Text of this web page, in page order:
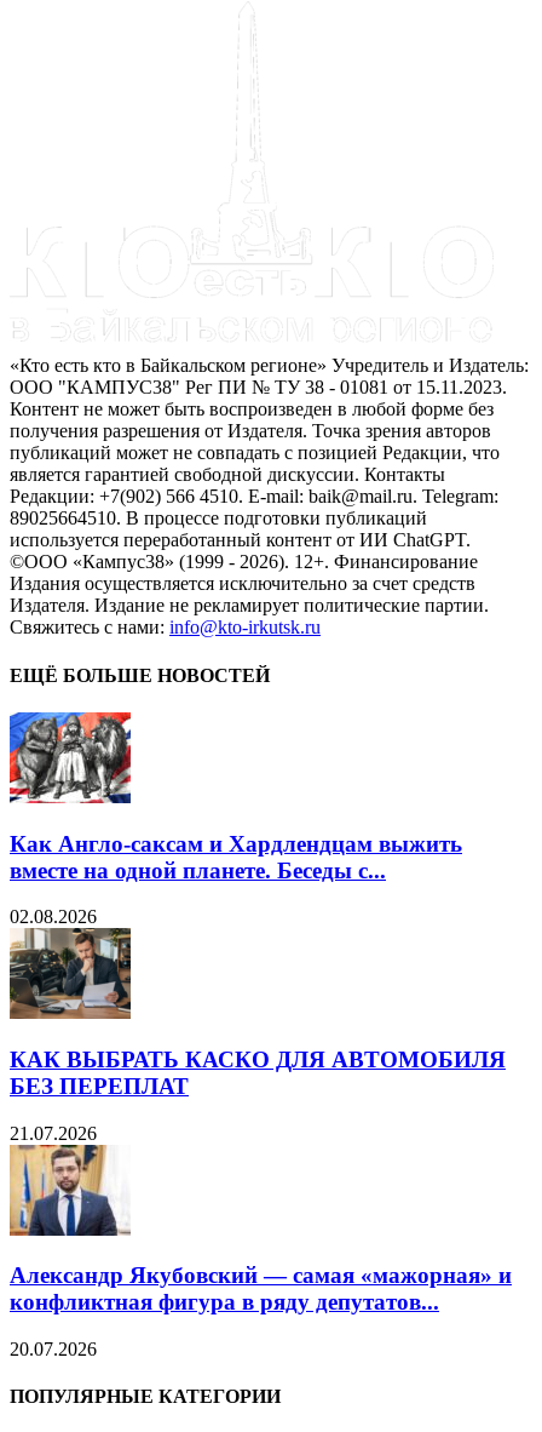
«Кто есть кто в Байкальском регионе» Учредитель и Издатель:
ООО "КАМПУС38" Рег ПИ № ТУ 38 - 01081 от 15.11.2023.
Контент не может быть воспроизведен в любой форме без
получения разрешения от Издателя. Точка зрения авторов
публикаций может не совпадать с позицией Редакции, что
является гарантией свободной дискуссии. Контакты
Редакции: +7(902) 566 4510. E-mail: baik@mail.ru. Telegram:
89025664510. В процессе подготовки публикаций
используется переработанный контент от ИИ ChatGPT.
©ООО «Кампус38» (1999 - 2026). 12+. Финансирование
Издания осуществляется исключительно за счет средств
Издателя. Издание не рекламирует политические партии.
Свяжитесь с нами: info@kto-irkutsk.ru
ЕЩЁ БОЛЬШЕ НОВОСТЕЙ
Как Англо-саксам и Хардлендцам выжить
вместе на одной планете. Беседы с...
02.08.2026
КАК ВЫБРАТЬ КАСКО ДЛЯ АВТОМОБИЛЯ
БЕЗ ПЕРЕПЛАТ
21.07.2026
Александр Якубовский — самая «мажорная» и
конфликтная фигура в ряду депутатов...
20.07.2026
ПОПУЛЯРНЫЕ КАТЕГОРИИ